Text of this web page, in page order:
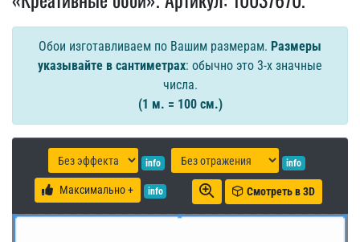
Обои изготавливаем по Вашим размерам. Размеры
указывайте в сантиметрах: обычно это 3-х значные
числа.
(1 м. = 100 см.)
info info
Максимально + info Смотреть в 3D